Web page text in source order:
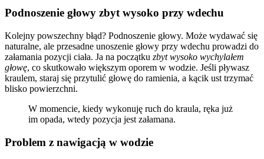
Podnoszenie głowy zbyt wysoko przy wdechu
Kolejny powszechny błąd? Podnoszenie głowy. Może wydawać się
naturalne, ale przesadne unoszenie głowy przy wdechu prowadzi do
załamania pozycji ciała. Ja na początku zbyt wysoko wychylałem
głowę, co skutkowało większym oporem w wodzie. Jeśli pływasz
kraulem, staraj się przytulić głowę do ramienia, a kącik ust trzymać
blisko powierzchni.
W momencie, kiedy wykonuję ruch do kraula, ręka już
im opada, wtedy pozycja jest załamana.
Problem z nawigacją w wodzie